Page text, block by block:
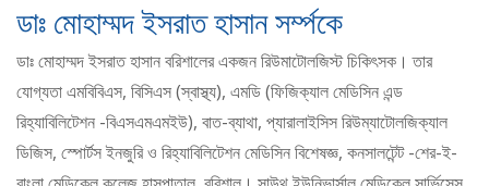
ডাঃ মোহাম্মদ ইসরাত হাসান সর্ম্পকে
ডাঃ মোহাম্মদ ইসরাত হাসান বরিশালের একজন রিউমাটোলজিস্ট চিকিৎসক। তার
যোগ্যতা এমবিবিএস, বিসিএস (স্বাস্থ্য), এমডি (ফিজিক্যাল মেডিসিন এন্ড
রিহ্যাবিলিটেশন -বিএসএমএমইউ), বাত-ব্যাথা, প্যারালাইসিস রিউম্যাটোলজিক্যাল
ডিজিস, স্পোর্টস ইনজুরি ও রিহ্যাবিলিটেশন মেডিসিন বিশেষজ্ঞ, কনসালটেন্ট -শের-ই-